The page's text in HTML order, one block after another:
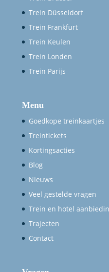
Trein Düsseldorf
Trein Frankfurt
Trein Keulen
Trein Londen
Trein Parijs
Menu
Goedkope treinkaartjes
Treintickets
Kortingsacties
Blog
Nieuws
Veel gestelde vragen
Trein en hotel
Trajecten
Contact